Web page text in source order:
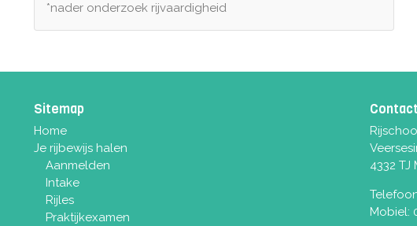
*nader onderzoek rijvaardigheid
Sitemap
Home
Je rijbewijs halen
Aanmelden
Intake
Rijles
Praktijkexamen
Contact
4332
Mobiel: